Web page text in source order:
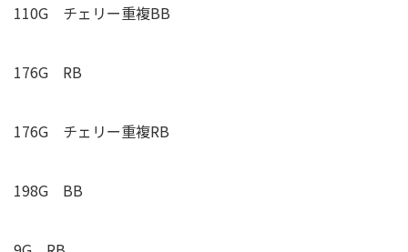
110G チェリー重複BB
176G RB
176G チェリー重複RB
198G BB